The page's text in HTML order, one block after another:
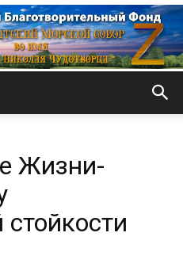
МорскойЖизни-